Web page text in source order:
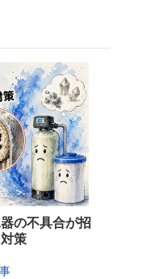
の不具合が招
策